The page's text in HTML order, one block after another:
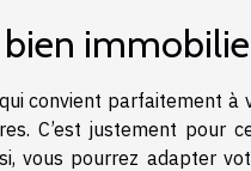
convient parfaitement
C’est justement pour
vous pourrez adapter